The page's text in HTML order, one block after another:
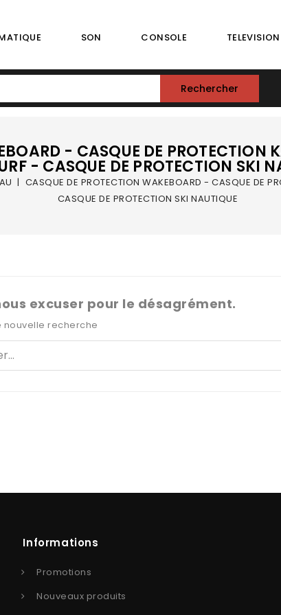
SON CONSOLE TELEVISION
Rechercher
- CASQUE DE PROTECTION
- CASQUE DE PROTECTION SKI
CASQUE DE PROTECTION WAKEBOARD - CASQUE DE
CASQUE DE PROTECTION SKI NAUTIQUE
excuser pour le désagrément.
nouvelle recherche
Informations
Promotions
Nouveaux produits